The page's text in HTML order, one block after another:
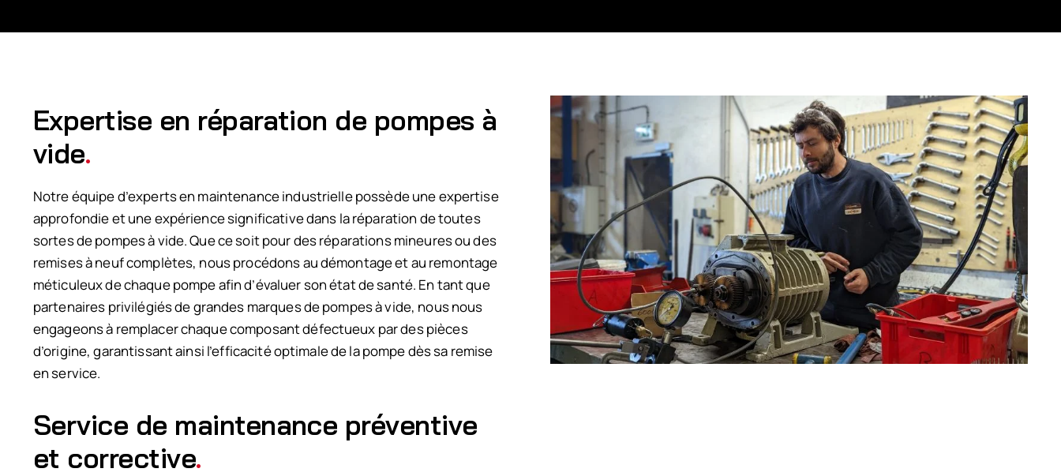
Expertise en réparation de pompes à
vide.
Notre équipe d’experts en maintenance industrielle possède une expertise
approfondie et une expérience significative dans la réparation de toutes
sortes de pompes à vide. Que ce soit pour des réparations mineures ou des
remises à neuf complètes, nous procédons au démontage et au remontage
méticuleux de chaque pompe afin d’évaluer son état de santé. En tant que
partenaires privilégiés de grandes marques de pompes à vide, nous nous
engageons à remplacer chaque composant défectueux par des pièces
d’origine, garantissant ainsi l’efficacité optimale de la pompe dès sa remise
en service.
Service de maintenance préventive
et corrective.